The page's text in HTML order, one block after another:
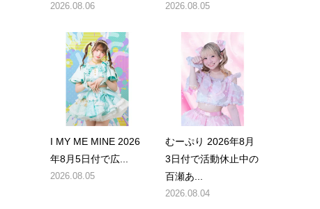
2026.08.06 2026.08.05
I MY ME MINE 2026
年8月5日付で広...
2026.08.05
むーぷり 2026年8月
3日付で活動休止中の
百瀬あ...
2026.08.04